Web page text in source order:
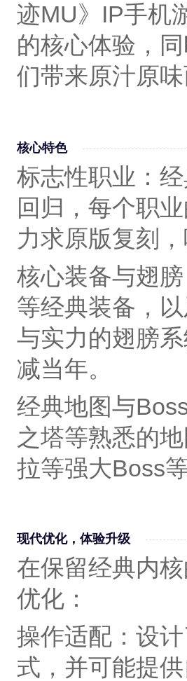
迹MU》IP手机
的核心体验，
们带来原汁原
核心特色
标志性职业‌：
回归，每个职
力求原版复刻，
核心装备与翅
等经典装备，以
与实力的翅膀
减当年。
经典地图与
之塔‌等熟悉的
拉‌等强大Boss
现代优化，体验升级‌
在保留经典内
优化：
操作适配‌：设
式，并可能提